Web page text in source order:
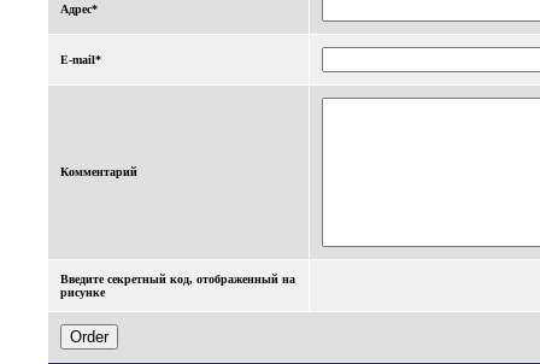
Адрес*
E-mail*
Комментарий
Введите секретный код, отображенный на
рисунке